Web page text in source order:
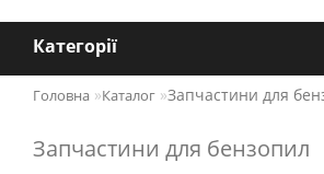
Категорії
Головна Каталог Запчастини для
Запчастини для бензопил